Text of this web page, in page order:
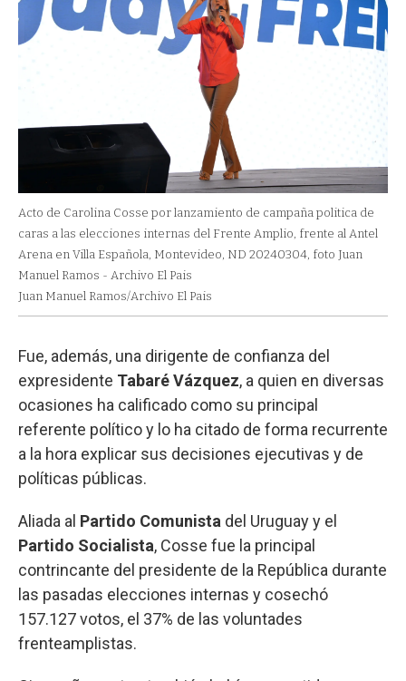
Acto de Carolina Cosse por lanzamiento de campaña politica de
caras a las elecciones internas del Frente Amplio, frente al Antel
Arena en Villa Española, Montevideo, ND 20240304, foto Juan
Manuel Ramos - Archivo El Pais
Juan Manuel Ramos/Archivo El Pais
Fue, además, una dirigente de confianza del
expresidente Tabaré Vázquez, a quien en diversas
ocasiones ha calificado como su principal
referente político y lo ha citado de forma recurrente
a la hora explicar sus decisiones ejecutivas y de
políticas públicas.
Aliada al Partido Comunista del Uruguay y el
Partido Socialista, Cosse fue la principal
contrincante del presidente de la República durante
las pasadas elecciones internas y cosechó
157.127 votos, el 37% de las voluntades
frenteamplistas.